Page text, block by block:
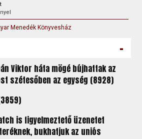
Menedék Könyvesház
-
Viktor háta mögé bújhattak az
szétesőben az egység (8928)
is figyelmeztető üzenetet
bukhatjuk az uniós